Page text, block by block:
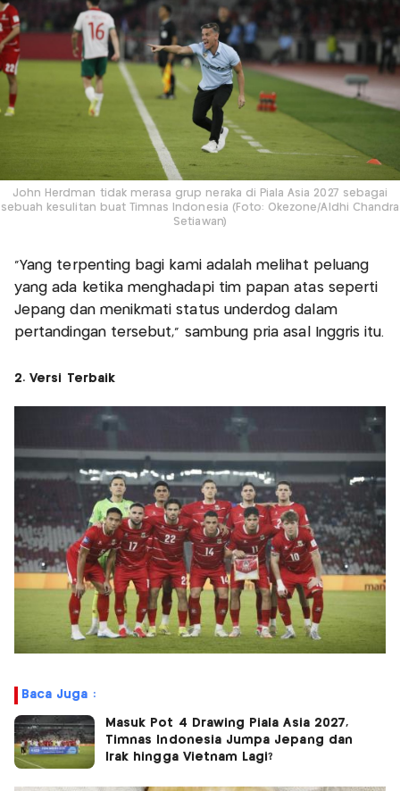
John Herdman tidak merasa grup neraka di Piala Asia 2027 sebagai
sebuah kesulitan buat Timnas Indonesia (Foto: Okezone/Aldhi Chandra
Setiawan)
"Yang terpenting bagi kami adalah melihat peluang
yang ada ketika menghadapi tim papan atas seperti
Jepang dan menikmati status underdog dalam
pertandingan tersebut," sambung pria asal Inggris itu.
2. Versi Terbaik
Baca Juga :
Masuk Pot 4 Drawing Piala Asia 2027,
Timnas Indonesia Jumpa Jepang dan
Irak hingga Vietnam Lagi?